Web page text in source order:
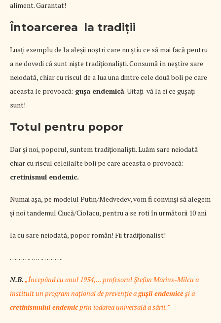
aliment. Garantat!
Întoarcerea la tradiţii
Luaţi exemplu de la aleşii noştri care nu ştiu ce să mai facă pentru
a ne dovedi că sunt nişte tradiţionalişti. Consumă în neştire sare
neiodată, chiar cu riscul de a lua una dintre cele două boli pe care
aceasta le provoacă: guşa endemică. Uitaţi-vă la ei ce guşaţi
sunt!
Totul pentru popor
Dar şi noi, poporul, suntem tradiţionalişti. Luăm sare neiodată
chiar cu riscul celeilalte boli pe care aceasta o provoacă:
cretinismul endemic.
Numai aşa, pe modelul Putin/Medvedev, vom fi convinşi să alegem
şi noi tandemul Ciucă/Ciolacu, pentru a se roti în următorii 10 ani.
Ia cu sare neiodată, popor român! Fii tradiţionalist!
…………………….
N.B.„Începând cu anul 1954,… profesorul Ștefan Marius-Milcu a
instituit un program național de prevenție agușii endemiceși a
cretinismului endemicprin iodarea universală a sării.”